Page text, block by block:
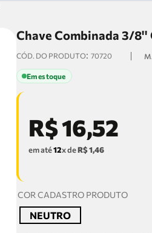
Chave Combinada 3/8''
: 70720
Em estoque
R$16,52
em até12x deR$1,46
COR CADASTRO PRODUTO
NEUTRO